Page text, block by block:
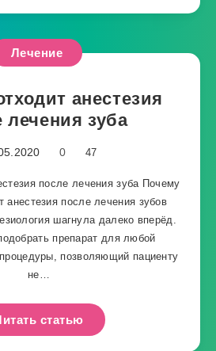
Лечение
анестезия
лечения зуба
0 47
после лечения зуба Почему
анестезия после лечения зубов
шагнула далеко вперёд.
препарат для любой
позволяющий пациенту
не…
статью